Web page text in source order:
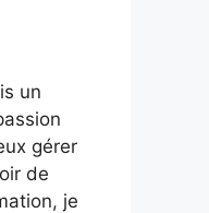
un
gérer
de
je